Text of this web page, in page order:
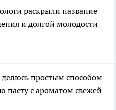
раскрыли название
и долгой молодости
делюсь простым способом
пасту с ароматом свежей